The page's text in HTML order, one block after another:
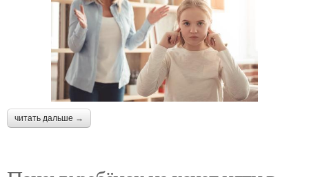
читать дальше →